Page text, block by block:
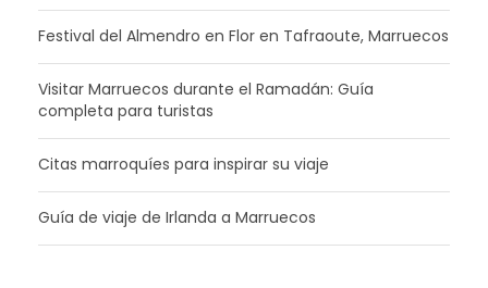
Festival del Almendro en Flor en Tafraoute, Marruecos
Visitar Marruecos durante el Ramadán: Guía
completa para turistas
Citas marroquíes para inspirar su viaje
Guía de viaje de Irlanda a Marruecos